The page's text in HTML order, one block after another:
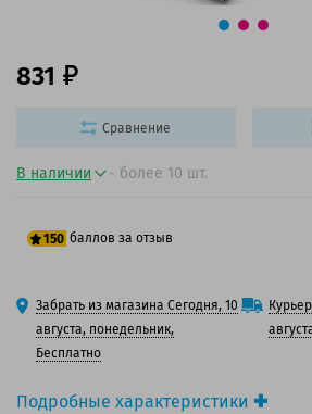
Подробные характеристики
В наличии - более 10 шт.
831
150 баллов за отзыв
125 баллов
150 баллов
Забрать из магазина Сегодня, 10
августа, понедельник,
Бесплатно
Сравнение